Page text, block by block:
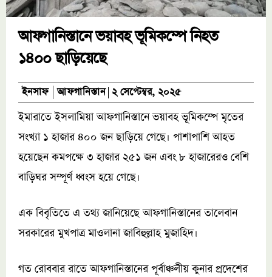
আফগানিস্তানে ভয়াবহ ভূমিকম্পে নিহত
১৪০০ ছাড়িয়েছে
ইনসাফ আফগানিস্তান ২ সেপ্টেম্বর, ২০২৫
ইমারাতে ইসলামিয়া আফগানিস্তানে ভয়াবহ ভূমিকম্পে মৃতের
সংখ্যা ১ হাজার ৪০০ জন ছাড়িয়ে গেছে। পাশাপাশি আহত
হয়েছেন কমপক্ষে ৩ হাজার ২৫১ জন এবং ৮ হাজারেরও বেশি
বাড়িঘর সম্পূর্ণ ধ্বংস হয়ে গেছে।
এক বিবৃতিতে এ তথ্য জানিয়েছে আফগানিস্তানের তালেবান
সরকারের মুখপাত্র মাওলানা জাবিহুল্লাহ মুজাহিদ।
গত রোববার রাতে আফগানিস্তানের পূর্বাঞ্চলীয় কুনার প্রদেশের